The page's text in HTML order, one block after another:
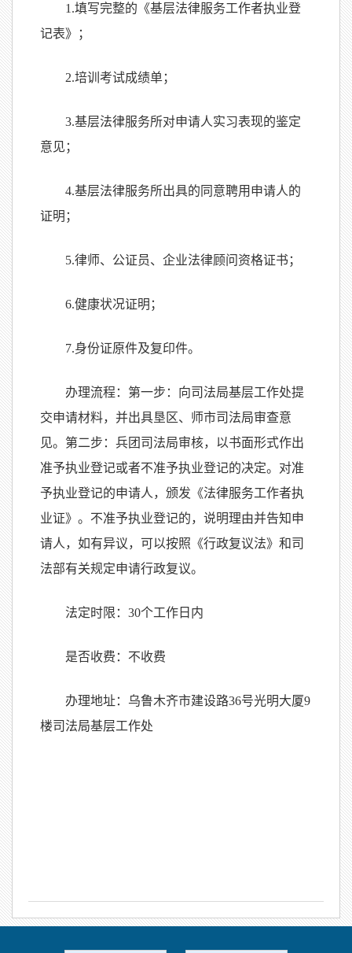
1.填写完整的《基层法律服务工作者执业登
记表》；
2.培训考试成绩单；
3.基层法律服务所对申请人实习表现的鉴定
意见；
4.基层法律服务所出具的同意聘用申请人的
证明；
5.律师、公证员、企业法律顾问资格证书；
6.健康状况证明；
7.身份证原件及复印件。
办理流程：第一步：向司法局基层工作处提
交申请材料，并出具垦区、师市司法局审查意
见。第二步：兵团司法局审核，以书面形式作出
准予执业登记或者不准予执业登记的决定。对准
予执业登记的申请人，颁发《法律服务工作者执
业证》。不准予执业登记的，说明理由并告知申
请人，如有异议，可以按照《行政复议法》和司
法部有关规定申请行政复议。
法定时限： 30个工作日内
是否收费：不收费
办理地址：乌鲁木齐市建设路36号光明大厦9
楼司法局基层工作处